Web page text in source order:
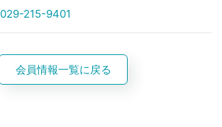
029-215-9401
会員情報一覧に戻る